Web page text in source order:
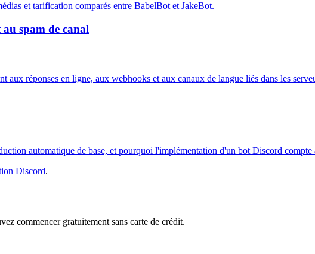
et tarification comparés entre BabelBot et JakeBot.
spam de canal
aux réponses en ligne, aux webhooks et aux canaux de langue liés dans les
automatique de base, et pourquoi l'implémentation d'un bot Discord compte
Discord.
commencer gratuitement sans carte de crédit.